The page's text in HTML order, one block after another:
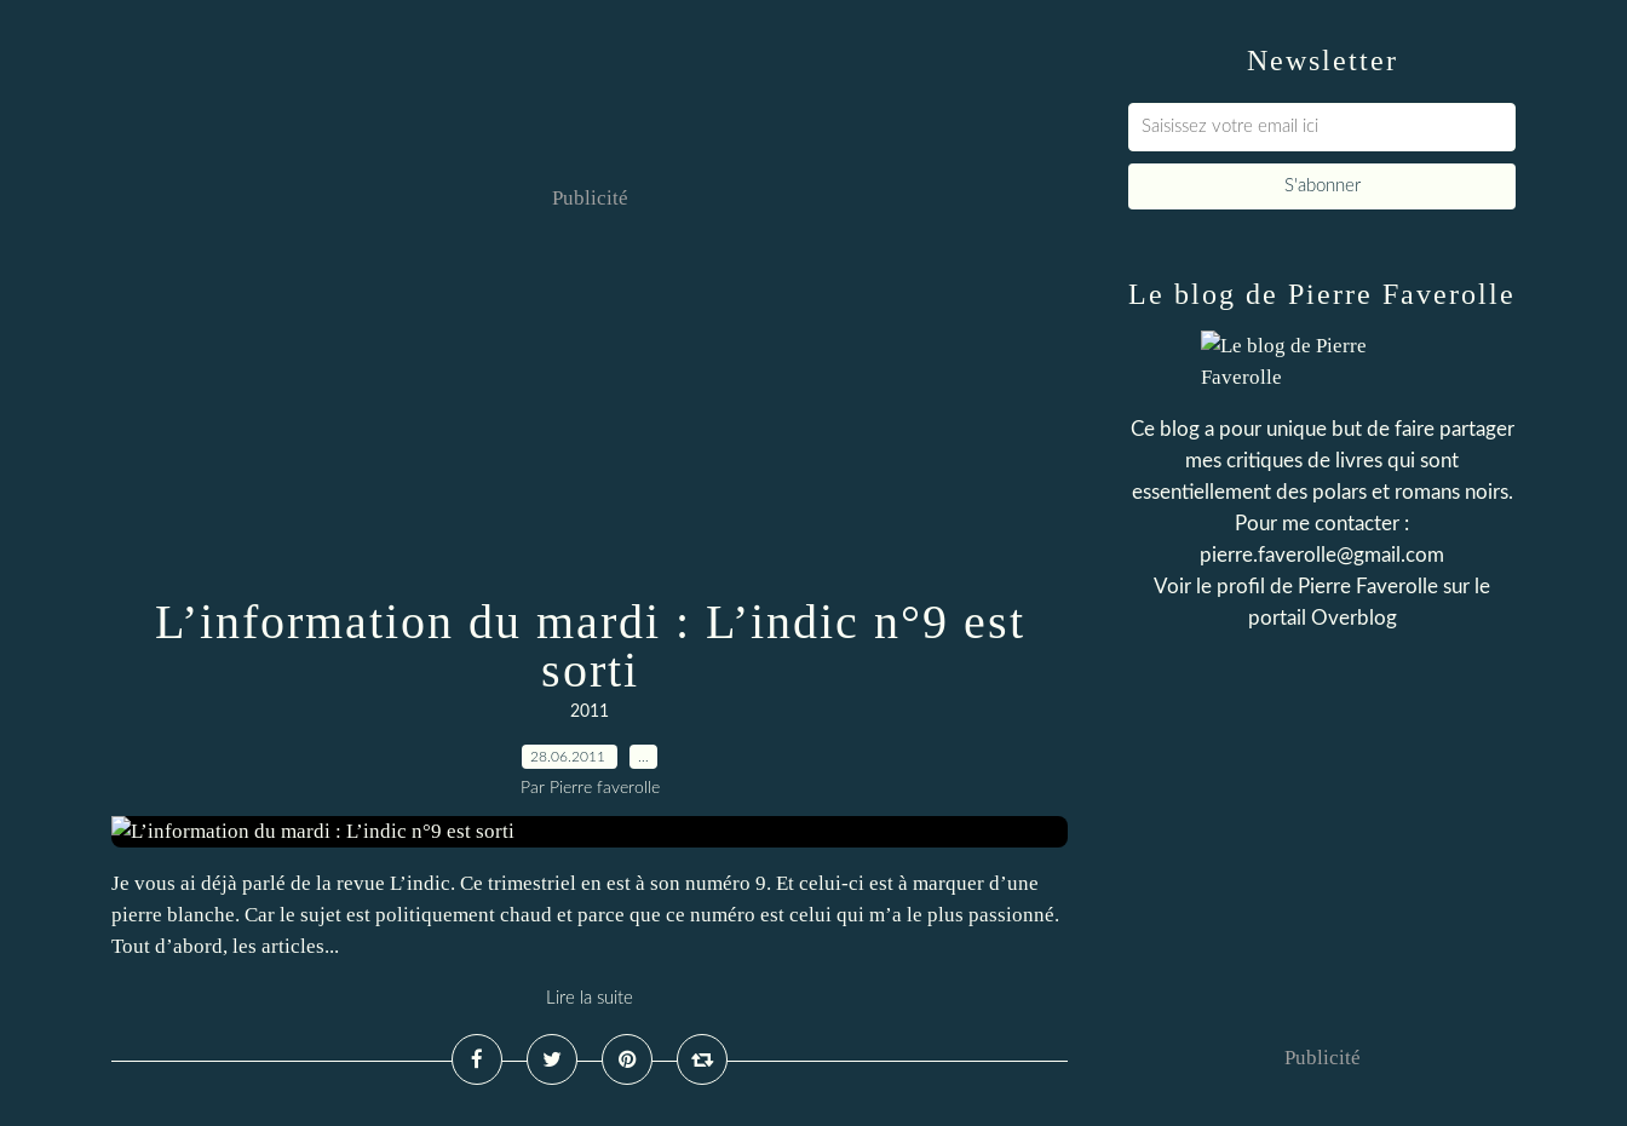
Publicité
L’information du mardi : L’indic n°9 est
sorti
2011
28.06.2011
Par Pierre faverolle
Je vous ai déjà parlé de la revue L’indic. Ce trimestriel en est à son numéro 9. Et celui-ci est à marquer d’une
pierre blanche. Car le sujet est politiquement chaud et parce que ce numéro est celui qui m’a le plus passionné.
Tout d’abord, les articles...
Lire la suite
Newsletter
Le blog de Pierre Faverolle
Ce blog a pour unique but de faire partager
mes critiques de livres qui sont
essentiellement des polars et romans noirs.
Pour me contacter :
pierre.faverolle@gmail.com
Voir le profil de Pierre Faverolle sur le
portail Overblog
Publicité